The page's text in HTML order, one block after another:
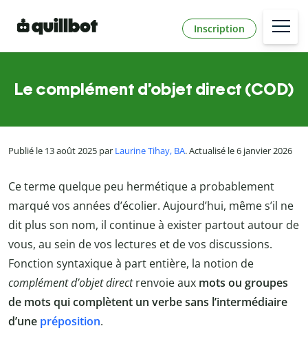
Inscription
Le complément d’objet direct (COD)
Publié le 13 août 2025 par Laurine Tihay, BA. Actualisé le 6 janvier 2026
Ce terme quelque peu hermétique a probablement
marqué vos années d’écolier. Aujourd’hui, même s’il ne
dit plus son nom, il continue à exister partout autour de
vous, au sein de vos lectures et de vos discussions.
Fonction syntaxique à part entière, la notion de
complément d’objet directrenvoie aux mots ou groupes
de mots qui complètent un verbe sans l’intermédiaire
d’une préposition.